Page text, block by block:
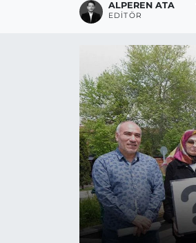
ALPEREN ATA
EDITÖR